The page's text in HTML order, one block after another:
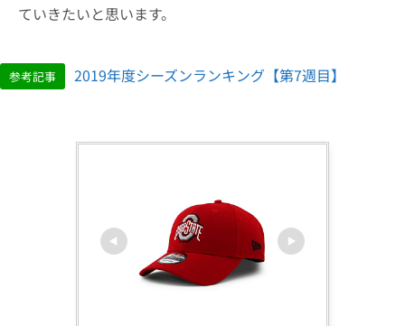
ていきたいと思います。
参考記事 2019年度シーズンランキング【第7週目】